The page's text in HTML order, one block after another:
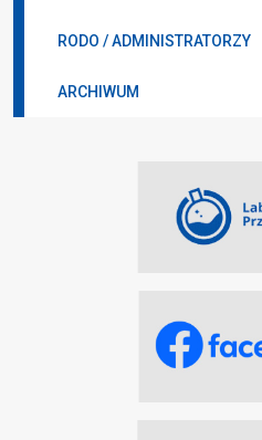
RODO / ADMINISTRATORZY
ARCHIWUM